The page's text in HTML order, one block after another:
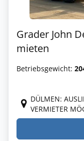
Grader John
mieten
Betriebsgewicht:
DÜLMEN:
VERMIETER